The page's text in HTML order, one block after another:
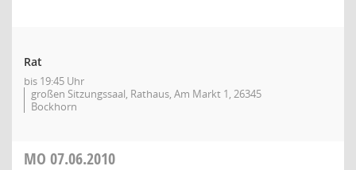
Rat
bis 19:45 Uhr
großen Sitzungssaal, Rathaus, Am Markt 1, 26345
Bockhorn
MO 07.06.2010